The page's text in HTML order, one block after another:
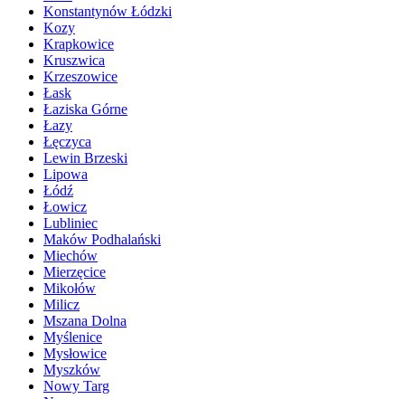
Konstantynów Łódzki
Kozy
Krapkowice
Kruszwica
Krzeszowice
Łask
Łaziska Górne
Łazy
Łęczyca
Lewin Brzeski
Lipowa
Łódź
Łowicz
Lubliniec
Maków Podhalański
Miechów
Mierzęcice
Mikołów
Milicz
Mszana Dolna
Myślenice
Mysłowice
Myszków
Nowy Targ